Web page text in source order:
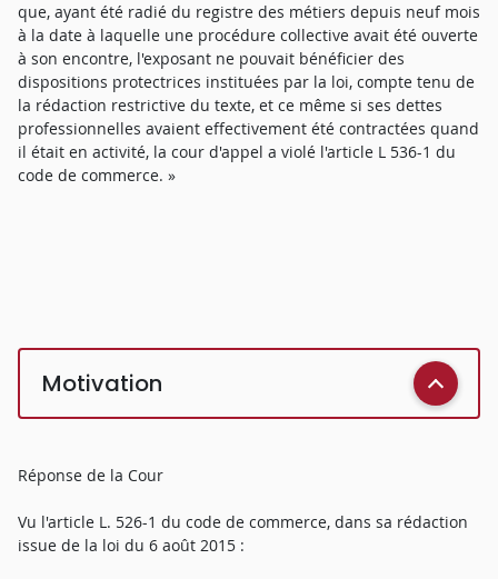
que, ayant été radié du registre des métiers depuis neuf mois
à la date à laquelle une procédure collective avait été ouverte
à son encontre, l'exposant ne pouvait bénéficier des
dispositions protectrices instituées par la loi, compte tenu de
la rédaction restrictive du texte, et ce même si ses dettes
professionnelles avaient effectivement été contractées quand
il était en activité, la cour d'appel a violé l'article L 536-1 du
code de commerce. »
Motivation
Réponse de la Cour
Vu l'article L. 526-1 du code de commerce, dans sa rédaction
issue de la loi du 6 août 2015 :